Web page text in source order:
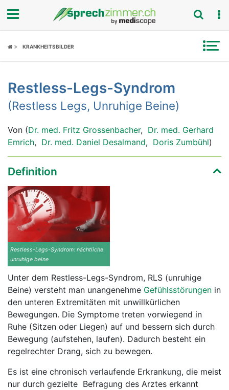
Fokus
Symptome
Untersuchungen
News
Ratgeber
Rubriken
KRANKHEITSBILDER
Restless-Legs-Syndrom
(Restless Legs, Unruhige Beine)
Von (Dr. med. Fritz Grossenbacher, Dr. med. Gerhard
Emrich, Dr. med. Daniel Desalmand, Doris Zumbühl)
Definition
Restless-Legs-Syndrom: nächtliche
unruhige beine
Unter dem Restless-Legs-Syndrom, RLS (unruhige
Beine) versteht man unangenehme Gefühlsstörungen in
den unteren Extremitäten mit unwillkürlichen
Bewegungen. Die Symptome treten vorwiegend in
Ruhe (Sitzen oder Liegen) auf und bessern sich durch
Bewegung (aufstehen, laufen). Dadurch besteht ein
regelrechter Drang, sich zu bewegen.
Es ist eine chronisch verlaufende Erkrankung, die meist
nur durch gezielte Befragung des Arztes erkannt